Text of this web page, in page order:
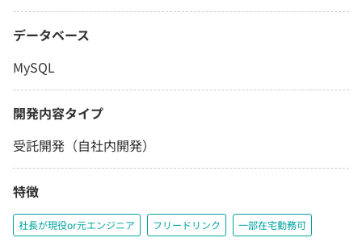
データベース
MySQL
開発内容タイプ
受託開発（自社内開発）
特徴
社長が現役or元エンジニア フリードリンク 一部在宅勤務可